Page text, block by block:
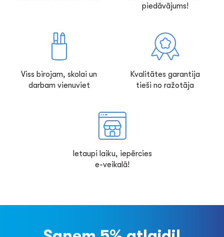
piedāvājums!
Viss birojam, skolai un
darbam vienuviet
Kvalitātes garantija
tieši no ražotāja
Ietaupi laiku, iepērcies
e-veikalā!